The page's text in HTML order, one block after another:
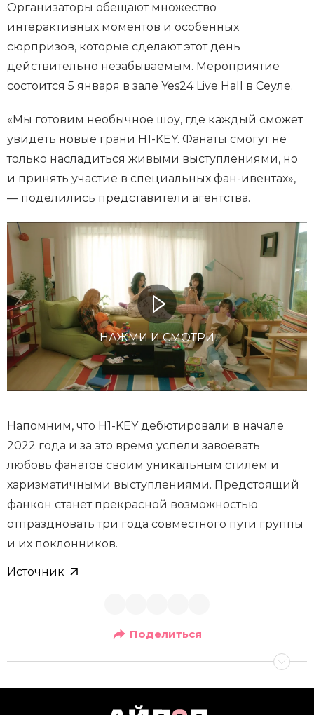
Организаторы обещают множество
интерактивных моментов и особенных
сюрпризов, которые сделают этот день
действительно незабываемым. Мероприятие
состоится 5 января в зале Yes24 Live Hall в Сеуле.
«Мы готовим необычное шоу, где каждый сможет
увидеть новые грани H1-KEY. Фанаты смогут не
только насладиться живыми выступлениями, но
и принять участие в специальных фан-ивентах»,
— поделились представители агентства.
НАЖМИ И СМОТРИ
Напомним, что H1-KEY дебютировали в начале
2022 года и за это время успели завоевать
любовь фанатов своим уникальным стилем и
харизматичными выступлениями. Предстоящий
фанкон станет прекрасной возможностью
отпраздновать три года совместного пути группы
и их поклонников.
Источник
Поделиться